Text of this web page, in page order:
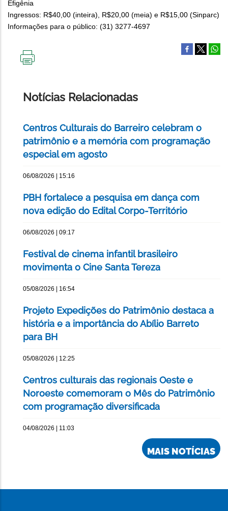
Efigênia
Ingressos: R$40,00 (inteira), R$20,00 (meia) e R$15,00 (Sinparc)
Informações para o público: (31) 3277-4697
Notícias Relacionadas
Centros Culturais do Barreiro celebram o
patrimônio e a memória com programação
especial em agosto
06/08/2026 | 15:16
PBH fortalece a pesquisa em dança com
nova edição do Edital Corpo-Território
06/08/2026 | 09:17
Festival de cinema infantil brasileiro
movimenta o Cine Santa Tereza
05/08/2026 | 16:54
Projeto Expedições do Patrimônio destaca a
história e a importância do Abílio Barreto
para BH
05/08/2026 | 12:25
Centros culturais das regionais Oeste e
Noroeste comemoram o Mês do Patrimônio
com programação diversificada
04/08/2026 | 11:03
MAIS NOTÍCIAS